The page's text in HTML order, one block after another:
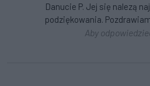
Danucie P. Jej się nalezą
podziękowania.
Aby